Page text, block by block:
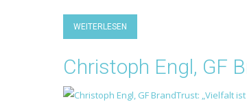
WEITERLESEN
Christoph Engl, GF